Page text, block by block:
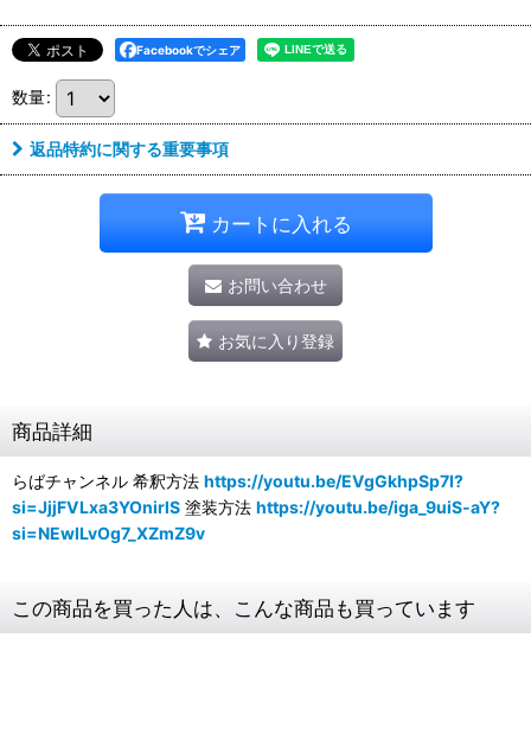
Facebookでシェア
数量:
返品特約に関する重要事項
カートに入れる
お問い合わせ
お気に入り登録
商品詳細
らばチャンネル 希釈方法 https://youtu.be/EVgGkhpSp7I?
si=JjjFVLxa3YOnirlS 塗装方法 https://youtu.be/iga_9uiS-aY?
si=NEwILvOg7_XZmZ9v
この商品を買った人は、こんな商品も買っています